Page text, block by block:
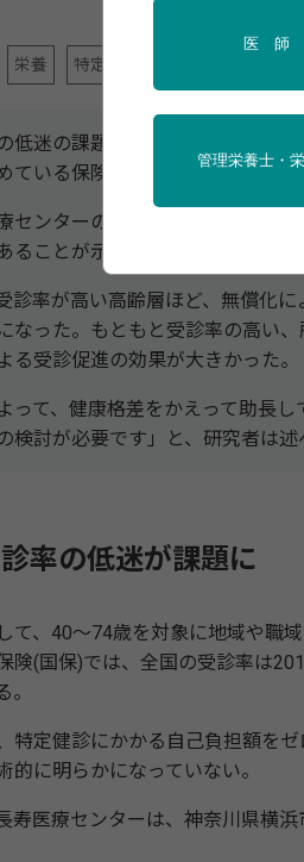
栄養 特定保健指導
迷の課題を解決するため、自己
ている保険者は多い。
ンターの調査で、特定健診の無
ることが示された。
診率が高い高齢層ほど、無償化に
なった。もともと受診率の高い
る受診促進の効果が大きかった。
て、健康格差をかえって助長
検討が必要です」と、研究者は述
率の低迷が課題に
、40～74歳を対象に地域や職
険(国保)では、全国の受診率は
定健診にかかる自己負担額を
的に明らかになっていない。
医療センターは、神奈川県横
医 師
管理栄養士・